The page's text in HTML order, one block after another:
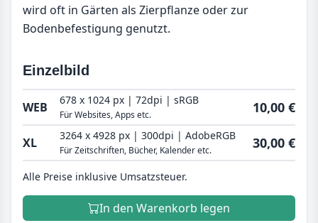
wird oft in Gärten als Zierpflanze oder zur
Bodenbefestigung genutzt.
Einzelbild
WEB 678 x 1024 px | 72dpi | sRGB
Für Websites, Apps etc. 10,00 €
XL 3264 x 4928 px | 300dpi | AdobeRGB
Für Zeitschriften, Bücher, Kalender etc. 30,00 €
Alle Preise inklusive Umsatzsteuer.
In den Warenkorb legen